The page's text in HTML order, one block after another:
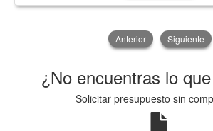
Anterior Siguiente
¿No encuentras lo
Solicitar presupuesto sin